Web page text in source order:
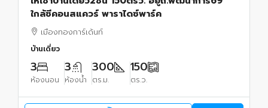
ใกล้ซีคอนสแควร์ พาราไดซ์พาร์ค
เมืองทองการ์เด้นท์
บ้านเดี่ยว
3
ห้องนอน
3
ห้องน้ำ
300
ตร.ม.
150
ตร.ว.